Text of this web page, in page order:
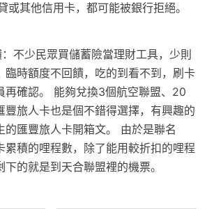
或其他信用卡，都可能被銀行拒絕。
不少民眾買儲蓄險當理財工具，少則
臨時額度不回饋，吃的到看不到，刷卡
再確認。 能夠兌換3個航空聯盟、20
豐旅人卡也是個不錯得選擇，有興趣的
的匯豐旅人卡開箱文。 由於是聯名
累積的哩程數，除了能用較折扣的哩程
的就是到天合聯盟裡的機票。